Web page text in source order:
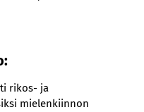
rikos- ja
mielenkiinnon